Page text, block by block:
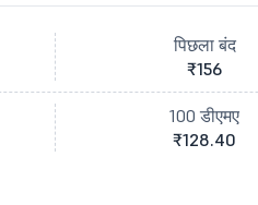
पिछला बंद
₹156
100 डीएमए
₹128.40